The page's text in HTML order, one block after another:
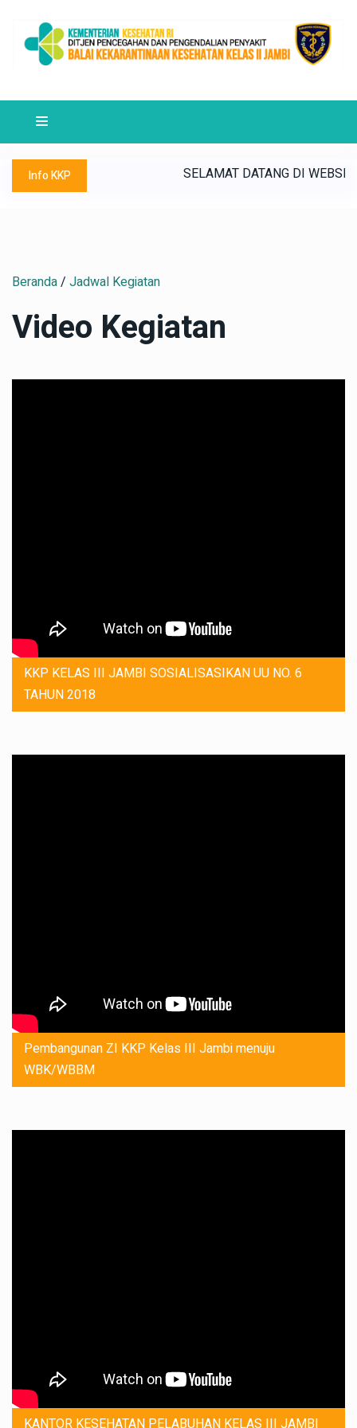
Info KKP
SIAP MENUJU SATKER WBK/WBBM ~ "MULIA" (Maju,
KEKARANTINAAN KESEHATAN KELAS II JAMBI ~
SELAMAT DATANG DI
Beranda/ Jadwal Kegiatan
Video Kegiatan
KKP KELAS III JAMBI SOSIALISASIKAN UU NO. 6
TAHUN 2018
Pembangunan ZI KKP Kelas III Jambi menuju
WBK/WBBM
KANTOR KESEHATAN PELABUHAN KELAS III JAMBI